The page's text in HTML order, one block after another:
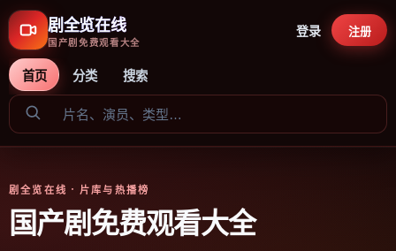
剧全览在线
国产剧免费观看大全
首页 分类 搜索
登录 注册
剧全览在线 · 片库与热播榜
国产剧免费观看大全